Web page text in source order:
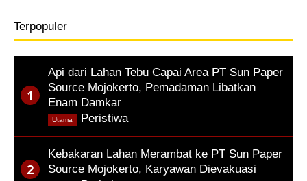
Terpopuler
Api dari Lahan Tebu Capai Area PT Sun Paper
Source Mojokerto, Pemadaman Libatkan
Enam Damkar
Peristiwa
Utama
Kebakaran Lahan Merambat ke PT Sun Paper
Source Mojokerto, Karyawan Dievakuasi